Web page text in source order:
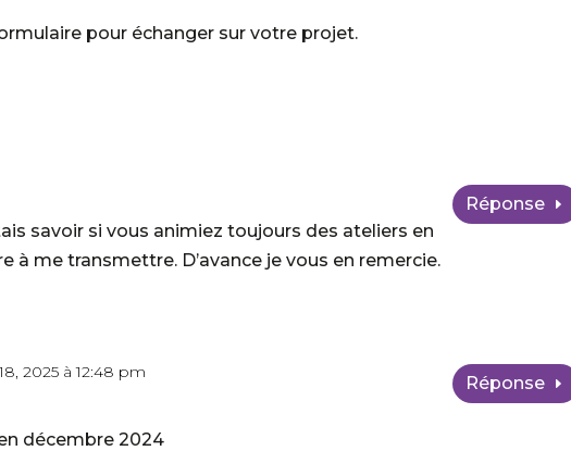
pour échanger sur votre projet.
savoir si vous animiez toujours des ateliers en
à me transmettre. D’avance je vous en remercie.
Réponse
2025 à 12:48 pm
décembre 2024
Réponse